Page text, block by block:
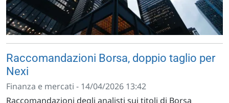
Raccomandazioni Borsa, doppio taglio per
Nexi
Finanza e mercati - 14/04/2026 13:42
Raccomandazioni degli analisti sui titoli di Borsa